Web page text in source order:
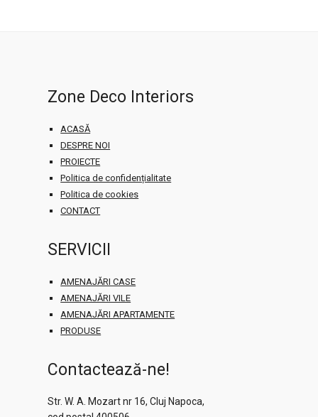
Zone Deco Interiors
ACASĂ
DESPRE NOI
PROIECTE
Politica de confidențialitate
Politica de cookies
CONTACT
SERVICII
AMENAJĂRI CASE
AMENAJĂRI VILE
AMENAJĂRI APARTAMENTE
PRODUSE
Contactează-ne!
Str. W. A. Mozart nr 16, Cluj Napoca,